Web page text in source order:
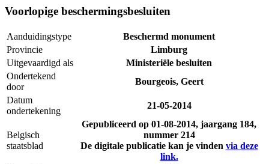
Voorlopige beschermingsbesluiten
Aanduidingstype
Beschermd monument
Provincie
Limburg
Uitgevaardigd als
Ministeriële besluiten
Ondertekend
door
Bourgeois, Geert
Datum
ondertekening
21-05-2014
Belgisch
staatsblad
Gepubliceerd op 01-08-2014, jaargang 184,
nummer 214
De digitale publicatie kan je vinden via deze
link.